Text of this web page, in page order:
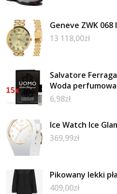
Geneve ZWK 068
13 118,00zł
Salvatore
Woda
6,98zł
Ice Watch Ice
369,99zł
Pikowany lekki
409,00zł